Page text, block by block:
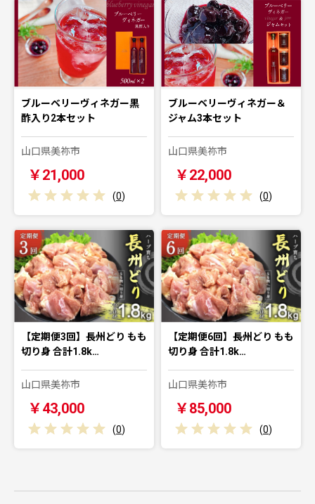
ブルーベリーヴィネガー黒
酢入り2本セット
山口県美祢市
￥21,000
(0)
ブルーベリーヴィネガー＆
ジャム3本セット
山口県美祢市
￥22,000
(0)
【定期便3回】長州どり もも
切り身 合計1.8k…
山口県美祢市
￥43,000
(0)
【定期便6回】長州どり もも
切り身 合計1.8k…
山口県美祢市
￥85,000
(0)